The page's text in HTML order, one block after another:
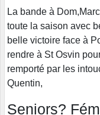
La bande à
toute la saison avec
belle victoire face à
rendre à St Osvin
remporté par les
Quentin,
Seniors?